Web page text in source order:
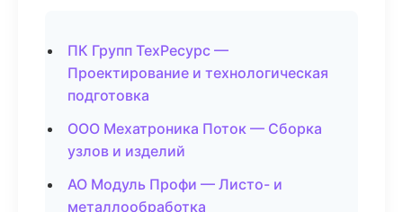
ПК Групп ТехРесурс —
Проектирование и технологическая
подготовка
ООО Мехатроника Поток — Сборка
узлов и изделий
АО Модуль Профи — Листо- и
металлообработка